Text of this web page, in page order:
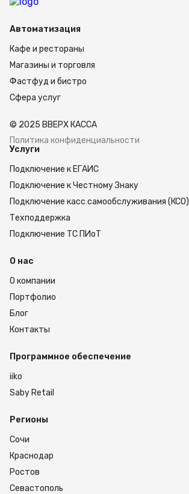
Автоматизация
Кафе и рестораны
Магазины и торговля
Фастфуд и бистро
Сфера услуг
© 2025 ВВЕРХ КАССА
Политика конфиденциальности
Услуги
Подключение к ЕГАИС
Подключение к Честному Знаку
Подключение касс самообслуживания (КСО)
Техподдержка
Подключение ТС ПИоТ
О нас
О компании
Портфолио
Блог
Контакты
Программное обеспечение
iiko
Saby Retail
Регионы
Сочи
Краснодар
Ростов
Севастополь